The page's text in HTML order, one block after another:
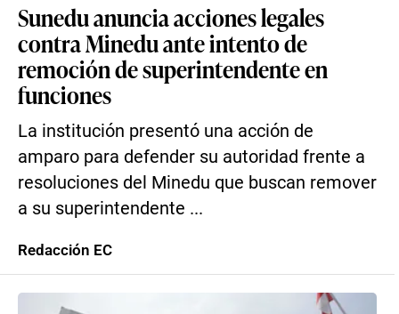
Sunedu anuncia acciones legales
contra Minedu ante intento de
remoción de superintendente en
funciones
La institución presentó una acción de
amparo para defender su autoridad frente a
resoluciones del Minedu que buscan remover
a su superintendente ...
Redacción EC